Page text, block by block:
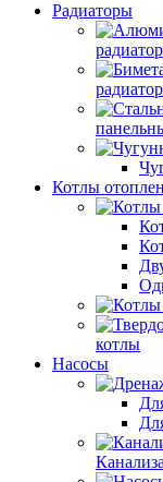
Радиаторы
Котлы
котлы
Насосы